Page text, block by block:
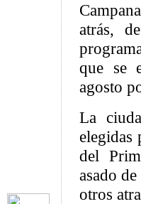
atrás,
que se
agosto
La
del
asado
otros